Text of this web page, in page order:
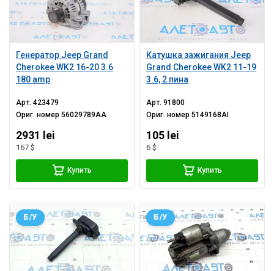
Генератор Jeep Grand
Cherokee WK2 16-20 3.6
180 amp
Арт.423479
Ориг. номер56029789AA
2931 lei
167 $
Купить
Катушка зажигания Jeep
Grand Cherokee WK2 11-19
3.6, 2 пина
Арт.91800
Ориг. номер5149168AI
105 lei
6 $
Купить
Б/У Б/У